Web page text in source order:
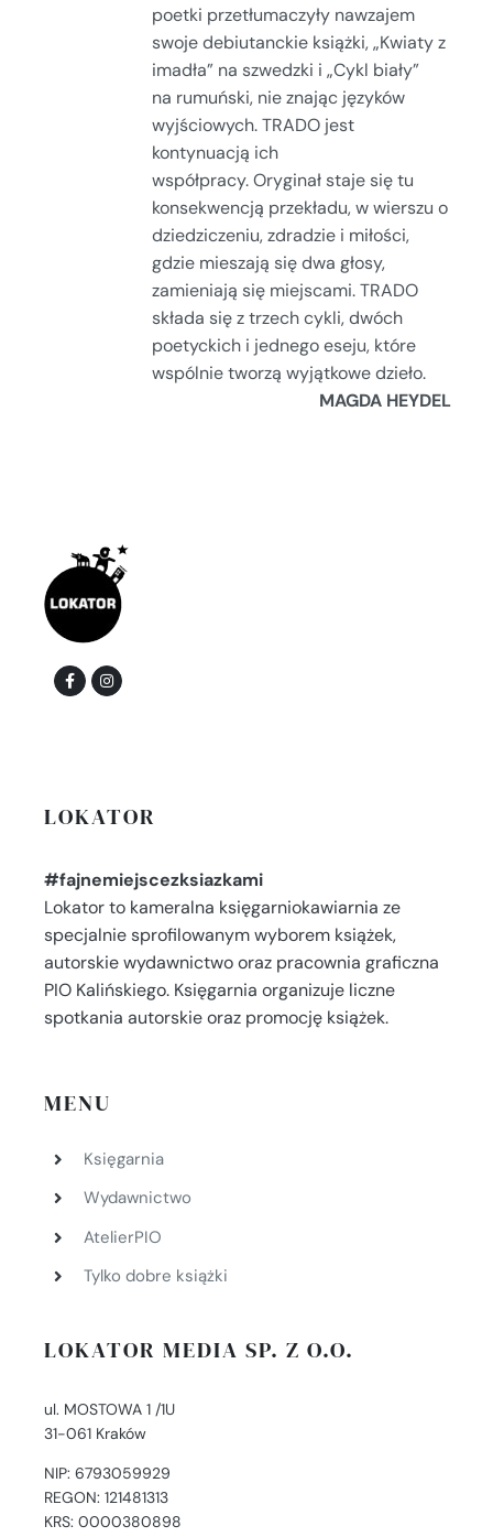
poetki przetłumaczyły nawzajem
swoje debiutanckie książki, „Kwiaty z
imadła” na szwedzki i „Cykl biały”
na rumuński, nie znając języków
wyjściowych. TRADO jest
kontynuacją ich
współpracy. Oryginał staje się tu
konsekwencją przekładu, w wierszu o
dziedziczeniu, zdradzie i miłości,
gdzie mieszają się dwa głosy,
zamieniają się miejscami. TRADO
składa się z trzech cykli, dwóch
poetyckich i jednego eseju, które
wspólnie tworzą wyjątkowe dzieło.
MAGDA HEYDEL
LOKATOR
#fajnemiejscezksiazkami
Lokator to kameralna księgarniokawiarnia ze
specjalnie sprofilowanym wyborem książek,
autorskie wydawnictwo oraz pracownia graficzna
PIO Kalińskiego. Księgarnia organizuje liczne
spotkania autorskie oraz promocję książek.
MENU
Księgarnia
Wydawnictwo
AtelierPIO
Tylko dobre książki
LOKATOR MEDIA SP. Z O.O.
ul. MOSTOWA 1 /1U
31-061 Kraków
NIP: 6793059929
REGON: 121481313
KRS: 0000380898